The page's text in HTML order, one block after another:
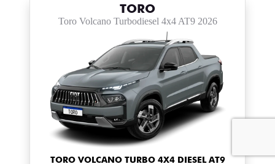
TORO
Toro Volcano Turbodiesel 4x4 AT9 2026
TORO VOLCANO TURBO 4X4 DIESEL AT9